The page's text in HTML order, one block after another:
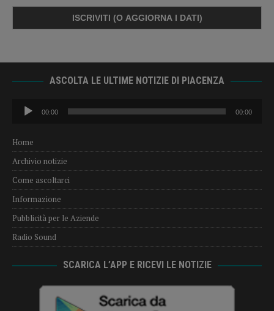
ASCOLTA LE ULTIME NOTIZIE DI PIACENZA
Audio
Player
00:00 00:00
Home
Archivio notizie
Come ascoltarci
Informazione
Pubblicità per le Aziende
Radio Sound
SCARICA L’APP E RICEVI LE NOTIZIE